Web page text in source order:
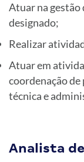
Atuar na
designado;
Realizar
Atuar em
coordenação
técnica e
Analista